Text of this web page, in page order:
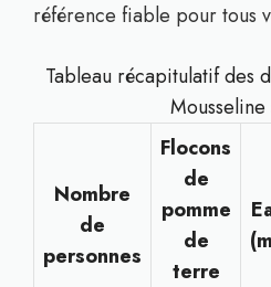
référence fiable pour tous
Tableau récapitulatif des
Nombre
de
personnes
Flocons
de
pomme
de
terre